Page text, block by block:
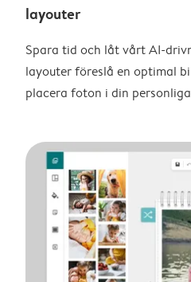
layouter
Spara tid och låt vårt AI-
layouter föreslå en optimal
placera foton i din